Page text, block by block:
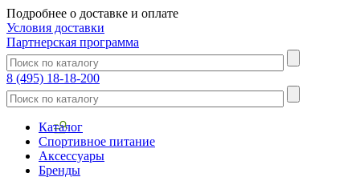
Подробнее о доставке и оплате
Условия доставки
Партнерская программа
8 (495) 18-18-200
Каталог
Спортивное питание
Аксессуары
Бренды